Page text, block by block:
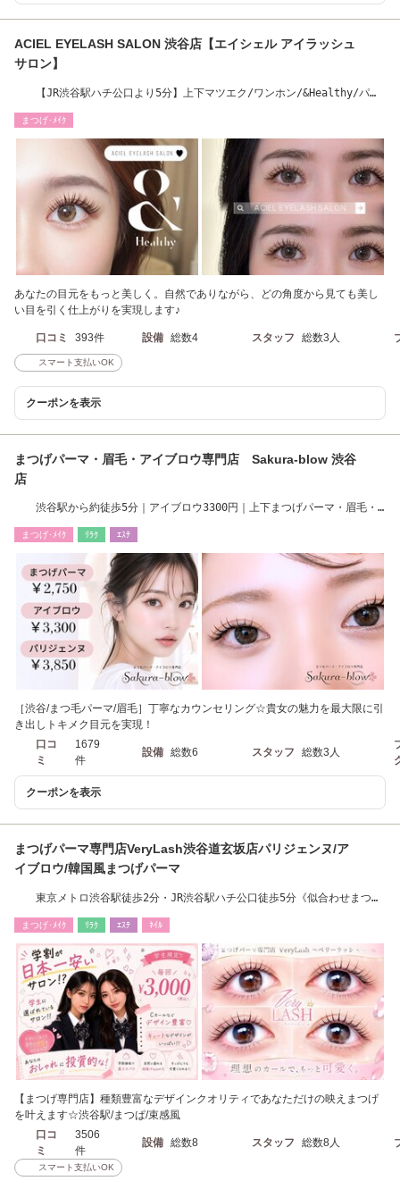
ACIEL EYELASH SALON 渋谷店【エイシェル アイラッシュ
サロン】
【JR渋谷駅ハチ公口より5分】上下マツエク/ワンホン/&Healthy/パリ
まつげ･ﾒｲｸ
あなたの目元をもっと美しく。自然でありながら、どの角度から見ても美し
い目を引く仕上がりを実現します♪
口コミ 393件 設備 総数4 スタッフ 総数3人
スマート支払いOK
クーポンを表示
まつげパーマ・眉毛・アイブロウ専門店 Sakura-blow 渋谷
店
渋谷駅から約徒歩5分｜アイブロウ3300円｜上下まつげパーマ・眉毛・
まつげ･ﾒｲｸ ﾘﾗｸ ｴｽﾃ
［渋谷/まつ毛パーマ/眉毛］丁寧なカウンセリング☆貴女の魅力を最大限に引
き出しトキメク目元を実現！
口コ
ミ
1679
件
設備 総数6 スタッフ 総数3人
クーポンを表示
まつげパーマ専門店VeryLash渋谷道玄坂店パリジェンヌ/ア
イブロウ/韓国風まつげパーマ
東京メトロ渋谷駅徒歩2分・JR渋谷駅ハチ公口徒歩5分《似合わせまつパ
まつげ･ﾒｲｸ ﾘﾗｸ ｴｽﾃ ﾈｲﾙ
【まつげ専門店】種類豊富なデザインクオリティであなただけの映えまつげ
を叶えます☆渋谷駅/まつぱ/束感風
口コ
ミ
3506
件
設備 総数8 スタッフ 総数8人
スマート支払いOK